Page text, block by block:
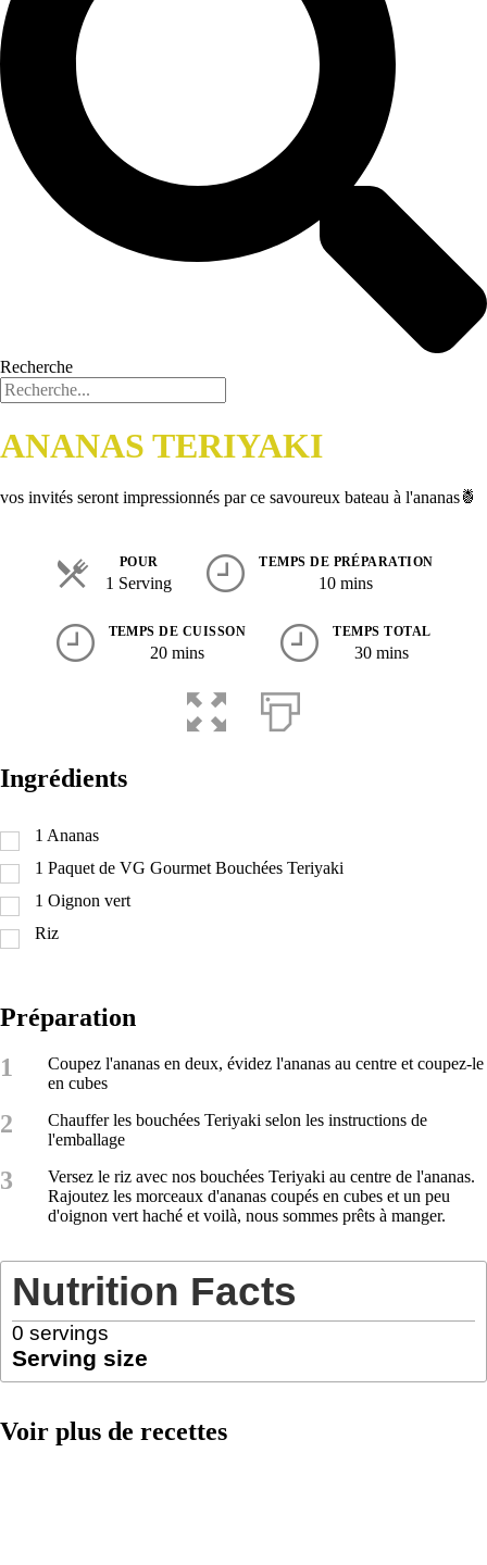
Recherche
ANANAS TERIYAKI
vos invités seront impressionnés par ce savoureux bateau à l'ananas🍍
POUR
1 Serving
TEMPS DE PRÉPARATION
10 mins
TEMPS DE CUISSON
20 mins
TEMPS TOTAL
30 mins
Ingrédients
1 Ananas
1 Paquet de VG Gourmet Bouchées Teriyaki
1 Oignon vert
Riz
Préparation
1
Coupez l'ananas en deux, évidez l'ananas au centre et coupez-le
en cubes
2
Chauffer les bouchées Teriyaki selon les instructions de
l'emballage
3
Versez le riz avec nos bouchées Teriyaki au centre de l'ananas.
Rajoutez les morceaux d'ananas coupés en cubes et un peu
d'oignon vert haché et voilà, nous sommes prêts à manger.
Nutrition Facts
0 servings
Serving size
Voir plus de recettes